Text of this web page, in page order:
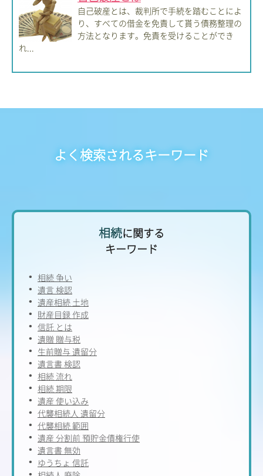
自己破産とは、裁判所で手続を踏むことによ
り、すべての借金を免責して貰う債務整理の
方法となります。免責を受けることができ
れ...
よく検索されるキーワード
相続に関する
キーワード
相続 争い
遺言 検認
遺産相続 土地
財産目録 作成
信託 とは
遺贈 贈与税
生前贈与 遺留分
遺言書 検認
相続 流れ
相続 期限
遺産 使い込み
代襲相続人 遺留分
代襲相続 範囲
遺産 分割前 預貯金債権行使
遺言書 無効
ゆうちょ 信託